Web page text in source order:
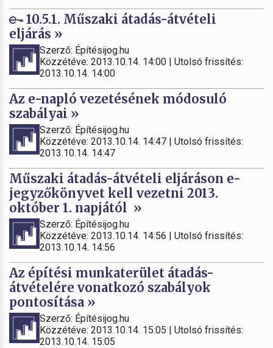
10.5.1. Műszaki átadás-átvételi
eljárás »
Szerző: Építésijog.hu
Közzétéve: 2013.10.14. 14:00 | Utolsó frissítés:
2013.10.14. 14:00
Az e-napló vezetésének módosuló
szabályai »
Szerző: Építésijog.hu
Közzétéve: 2013.10.14. 14:47 | Utolsó frissítés:
2013.10.14. 14:47
Műszaki átadás-átvételi eljáráson e-
jegyzőkönyvet kell vezetni 2013.
október 1. napjától »
Szerző: Építésijog.hu
Közzétéve: 2013.10.14. 14:56 | Utolsó frissítés:
2013.10.14. 14:56
Az építési munkaterület átadás-
átvételére vonatkozó szabályok
pontosítása »
Szerző: Építésijog.hu
Közzétéve: 2013.10.14. 15:05 | Utolsó frissítés:
2013.10.14. 15:05